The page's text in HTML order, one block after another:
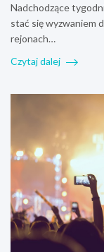
Nadchodzące
stać się wyzwaniem
rejonach…
Czytaj dalej